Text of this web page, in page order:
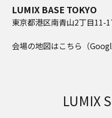
LUMIX BASE TOKYO
東京都港区南青山2丁目11-
会場の地図はこちら（
LUMIX